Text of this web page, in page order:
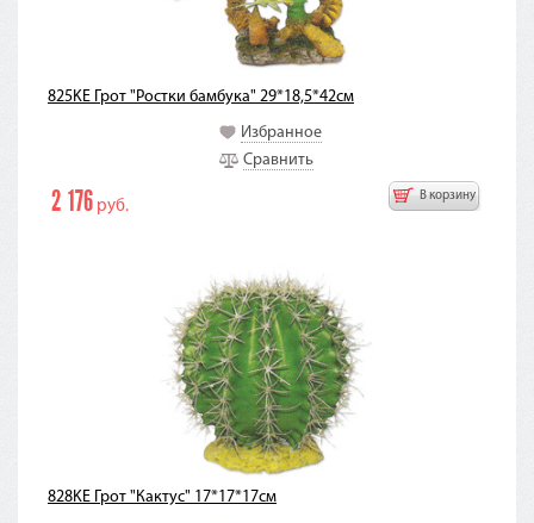
825KE Грот "Ростки бамбука" 29*18,5*42см
Избранное
Сравнить
В корзину
2 176 руб.
828KE Грот "Кактус" 17*17*17см